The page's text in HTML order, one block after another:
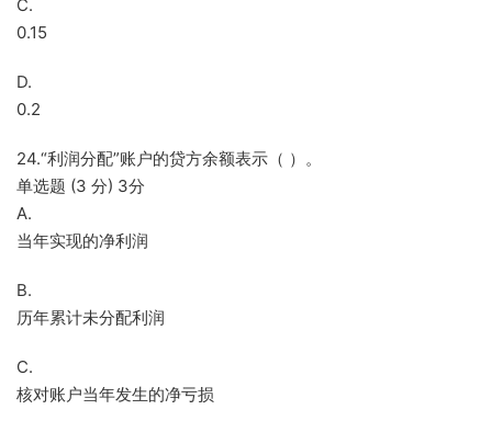
C.
0.15
D.
0.2
24.“利润分配”账户的贷方余额表示（ ）。
单选题 (3 分) 3分
A.
当年实现的净利润
B.
历年累计未分配利润
C.
核对账户当年发生的净亏损